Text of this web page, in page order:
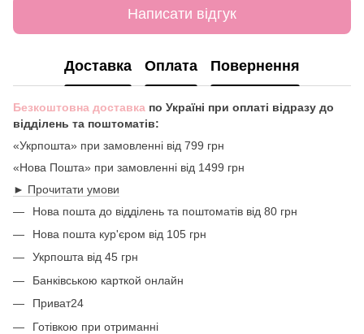
Написати відгук
Доставка Оплата Повернення
Безкоштовна доставка по Україні при оплаті відразу до
відділень та поштоматів:
«Укрпошта» при замовленні від 799 грн
«Нова Пошта» при замовленні від 1499 грн
► Прочитати умови
Нова пошта до відділень та поштоматів від 80 грн
Нова пошта кур'єром від 105 грн
Укрпошта від 45 грн
Банківською карткой онлайн
Приват24
Готівкою при отриманні